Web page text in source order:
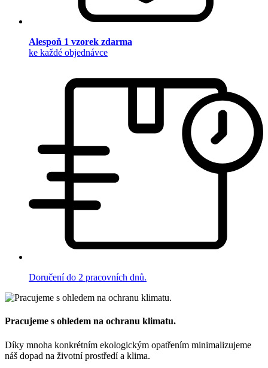
Alespoň 1 vzorek zdarma
ke každé objednávce
Doručení do 2 pracovních dnů.
Pracujeme s ohledem na ochranu klimatu.
Díky mnoha konkrétním ekologickým opatřením minimalizujeme
náš dopad na životní prostředí a klima.